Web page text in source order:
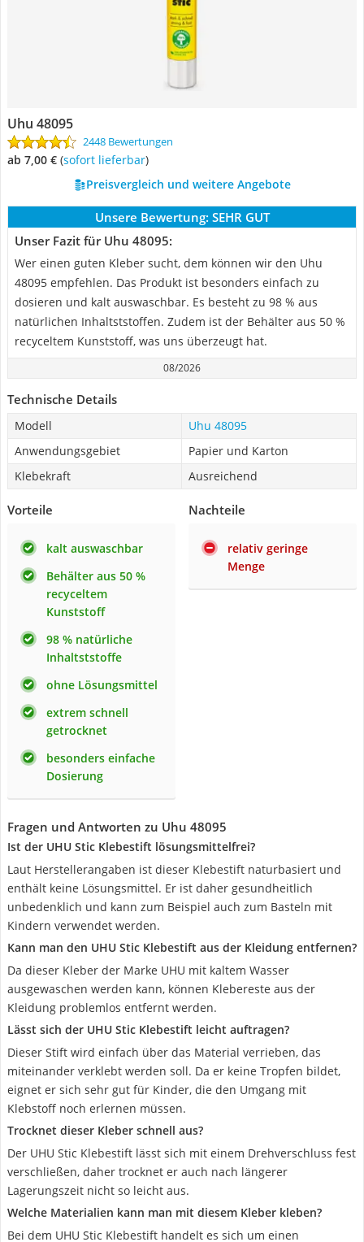
Uhu 48095
2448 Bewertungen
ab 7,00 € ( Sofort lieferbar)
Preisvergleich und weitere Angebote
Unsere Bewertung: SEHR GUT
Unser Fazit für Uhu 48095:
Wer einen guten Kleber sucht, dem können wir den Uhu
48095 empfehlen. Das Produkt ist besonders einfach zu
dosieren und kalt auswaschbar. Es besteht zu 98 % aus
natürlichen Inhaltststoffen. Zudem ist der Behälter aus 50 %
recyceltem Kunststoff, was uns überzeugt hat.
08/2026
Technische Details
Modell
Uhu 48095
Anwendungsgebiet
Papier und Karton
Klebekraft
Ausreichend
Vorteile
kalt auswaschbar
Behälter aus 50 %
recyceltem
Kunststoff
98 % natürliche
Inhaltststoffe
ohne Lösungsmittel
extrem schnell
getrocknet
besonders einfache
Dosierung
Nachteile
relativ geringe
Menge
Fragen und Antworten zu Uhu 48095
Ist der UHU Stic Klebestift lösungsmittelfrei?
Laut Herstellerangaben ist dieser Klebestift naturbasiert und
enthält keine Lösungsmittel. Er ist daher gesundheitlich
unbedenklich und kann zum Beispiel auch zum Basteln mit
Kindern verwendet werden.
Kann man den UHU Stic Klebestift aus der Kleidung entfernen?
Da dieser Kleber der Marke UHU mit kaltem Wasser
ausgewaschen werden kann, können Klebereste aus der
Kleidung problemlos entfernt werden.
Lässt sich der UHU Stic Klebestift leicht auftragen?
Dieser Stift wird einfach über das Material verrieben, das
miteinander verklebt werden soll. Da er keine Tropfen bildet,
eignet er sich sehr gut für Kinder, die den Umgang mit
Klebstoff noch erlernen müssen.
Trocknet dieser Kleber schnell aus?
Der UHU Stic Klebestift lässt sich mit einem Drehverschluss fest
verschließen, daher trocknet er auch nach längerer
Lagerungszeit nicht so leicht aus.
Welche Materialien kann man mit diesem Kleber kleben?
Bei dem UHU Stic Klebestift handelt es sich um einen